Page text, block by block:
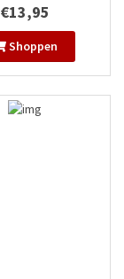
€13,95
Shoppen